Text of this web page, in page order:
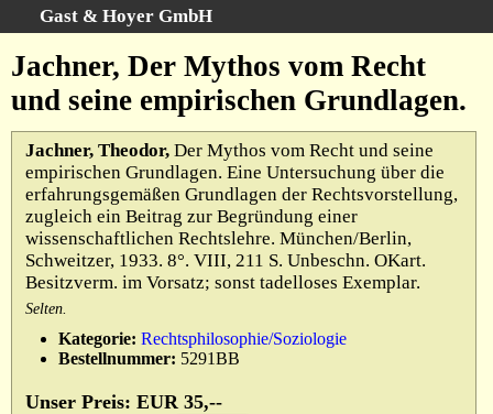
Gast & Hoyer GmbH
Startseite
Kategorien
Schlagwörter
Gesamtbestand
Warenkorb
AGB
Widerruf
Datenschutz
Jachner, Der Mythos vom Recht
und seine empirischen Grundlagen.
Jachner, Theodor, Der Mythos vom Recht und seine
empirischen Grundlagen. Eine Untersuchung über die
erfahrungsgemäßen Grundlagen der Rechtsvorstellung,
zugleich ein Beitrag zur Begründung einer
wissenschaftlichen Rechtslehre. München/Berlin,
Schweitzer, 1933. 8°. VIII, 211 S. Unbeschn. OKart.
Besitzverm. im Vorsatz; sonst tadelloses Exemplar.
Selten.
Kategorie: Rechtsphilosophie/Soziologie
Bestellnummer: 5291BB
Unser Preis: EUR 35,--